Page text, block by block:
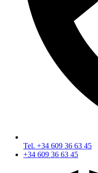
Tel. +34 609 36 63 45
+34 609 36 63 45